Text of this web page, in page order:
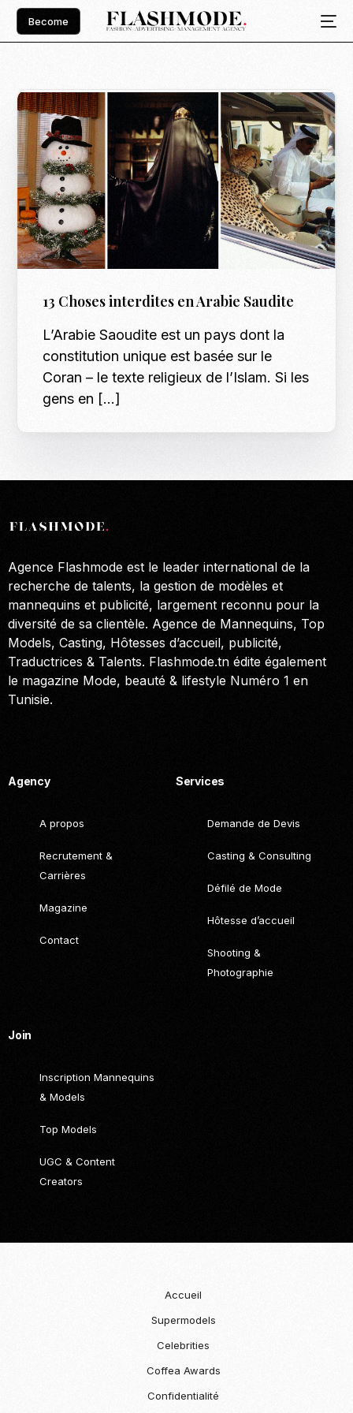
Become
13 Choses interdites en Arabie Saudite
L’Arabie Saoudite est un pays dont la
constitution unique est basée sur le
Coran – le texte religieux de l’Islam. Si les
gens en […]
Agence Flashmode est le leader international de la
recherche de talents, la gestion de modèles et
mannequins et publicité, largement reconnu pour la
diversité de sa clientèle. Agence de Mannequins, Top
Models, Casting, Hôtesses d’accueil, publicité,
Traductrices & Talents. Flashmode.tn édite également
le magazine Mode, beauté & lifestyle Numéro 1 en
Tunisie.
Agency
A propos
Recrutement &
Carrières
Magazine
Contact
Services
Demande de Devis
Casting & Consulting
Défilé de Mode
Hôtesse d’accueil
Shooting &
Photographie
Join
Inscription Mannequins
& Models
Top Models
UGC & Content
Creators
Accueil
Supermodels
Celebrities
Coffea Awards
Confidentialité